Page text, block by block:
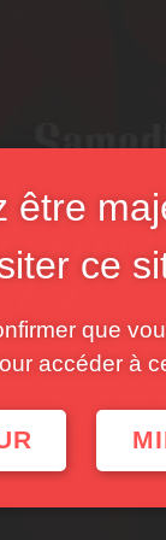
être
ce
que
accéder à